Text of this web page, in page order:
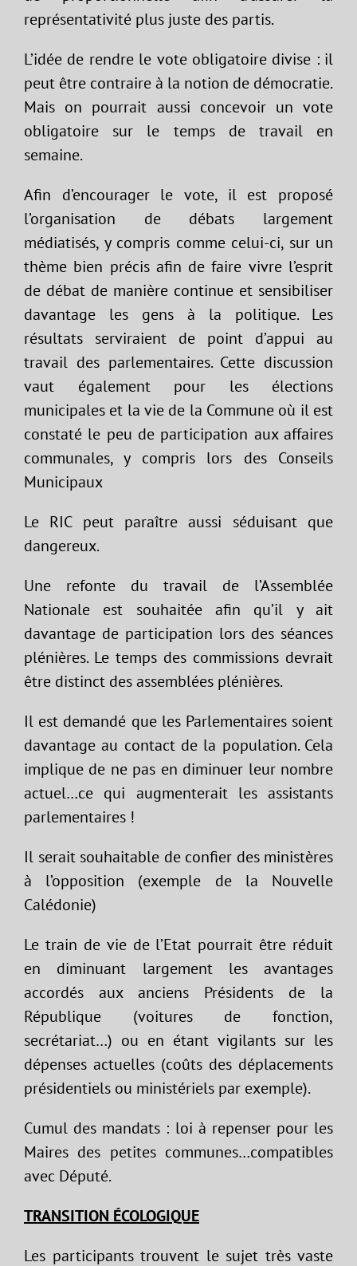
représentativité plus juste des partis.
L’idée de rendre le vote obligatoire divise : il
peut être contraire à la notion de démocratie.
Mais on pourrait aussi concevoir un vote
obligatoire sur le temps de travail en
semaine.
Afin d’encourager le vote, il est proposé
l’organisation de débats largement
médiatisés, y compris comme celui-ci, sur un
thème bien précis afin de faire vivre l’esprit
de débat de manière continue et sensibiliser
davantage les gens à la politique. Les
résultats serviraient de point d’appui au
travail des parlementaires. Cette discussion
vaut également pour les élections
municipales et la vie de la Commune où il est
constaté le peu de participation aux affaires
communales, y compris lors des Conseils
Municipaux
Le RIC peut paraître aussi séduisant que
dangereux.
Une refonte du travail de l’Assemblée
Nationale est souhaitée afin qu’il y ait
davantage de participation lors des séances
plénières. Le temps des commissions devrait
être distinct des assemblées plénières.
Il est demandé que les Parlementaires soient
davantage au contact de la population. Cela
implique de ne pas en diminuer leur nombre
actuel…ce qui augmenterait les assistants
parlementaires !
Il serait souhaitable de confier des ministères
à l’opposition (exemple de la Nouvelle
Calédonie)
Le train de vie de l’Etat pourrait être réduit
en diminuant largement les avantages
accordés aux anciens Présidents de la
République (voitures de fonction,
secrétariat…) ou en étant vigilants sur les
dépenses actuelles (coûts des déplacements
présidentiels ou ministériels par exemple).
Cumul des mandats : loi à repenser pour les
Maires des petites communes…compatibles
avec Député.
TRANSITION ÉCOLOGIQUE
Les participants trouvent le sujet très vaste